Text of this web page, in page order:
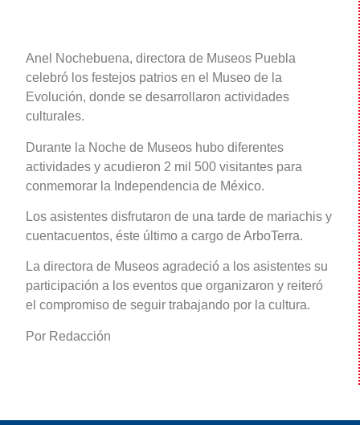
Anel Nochebuena, directora de Museos Puebla
celebró los festejos patrios en el Museo de la
Evolución, donde se desarrollaron actividades
culturales.
Durante la Noche de Museos hubo diferentes
actividades y acudieron 2 mil 500 visitantes para
conmemorar la Independencia de México.
Los asistentes disfrutaron de una tarde de mariachis y
cuentacuentos, éste último a cargo de ArboTerra.
La directora de Museos agradeció a los asistentes su
participación a los eventos que organizaron y reiteró
el compromiso de seguir trabajando por la cultura.
Por Redacción